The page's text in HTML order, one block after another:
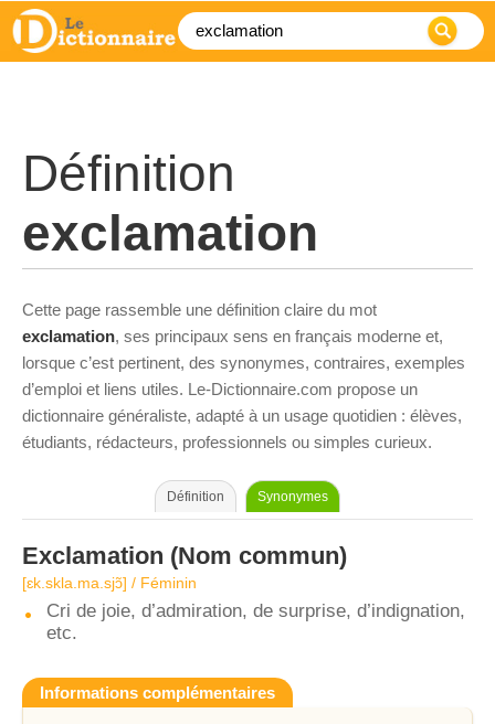
Définition
exclamation
Cette page rassemble une définition claire du mot
exclamation, ses principaux sens en français moderne et,
lorsque c’est pertinent, des synonymes, contraires, exemples
d’emploi et liens utiles. Le-Dictionnaire.com propose un
dictionnaire généraliste, adapté à un usage quotidien : élèves,
étudiants, rédacteurs, professionnels ou simples curieux.
Définition Synonymes
Exclamation (Nom commun)
[ɛk.skla.ma.sjɔ̃] / Féminin
Cri de joie, d’admiration, de surprise, d’indignation,
etc.
Informations complémentaires